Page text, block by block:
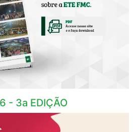
- 3a EDIÇÃO